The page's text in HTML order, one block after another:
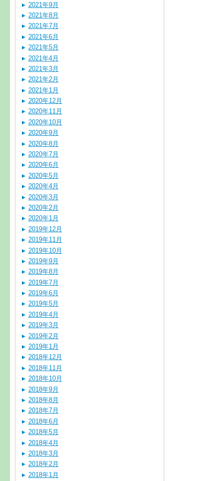
2021年9月
2021年8月
2021年7月
2021年6月
2021年5月
2021年4月
2021年3月
2021年2月
2021年1月
2020年12月
2020年11月
2020年10月
2020年9月
2020年8月
2020年7月
2020年6月
2020年5月
2020年4月
2020年3月
2020年2月
2020年1月
2019年12月
2019年11月
2019年10月
2019年9月
2019年8月
2019年7月
2019年6月
2019年5月
2019年4月
2019年3月
2019年2月
2019年1月
2018年12月
2018年11月
2018年10月
2018年9月
2018年8月
2018年7月
2018年6月
2018年5月
2018年4月
2018年3月
2018年2月
2018年1月